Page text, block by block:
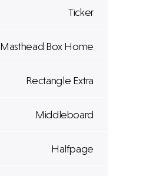
Ticker
Masthead Box Home
Rectangle Extra
Middleboard
Halfpage